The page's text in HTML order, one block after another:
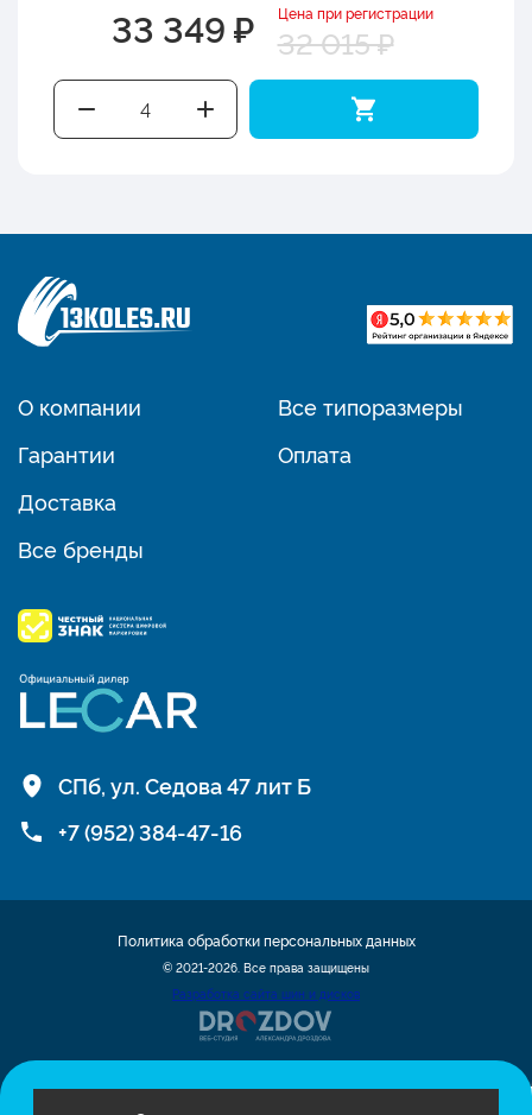
33 349 ₽ Цена при регистрации
32 015 ₽
О компании
Гарантии
Доставка
Все бренды
Все типоразмеры
Оплата
СПб, ул. Седова 47 лит Б
+7 (952) 384-47-16
© 2021-2026. Все права защищены
Разработка сайта шин и дисков
Политика обработки персональных данных